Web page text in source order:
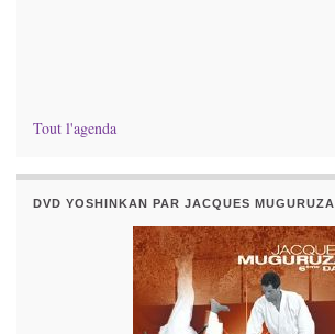
Tout l'agenda
DVD YOSHINKAN PAR JACQUES MUGURUZA